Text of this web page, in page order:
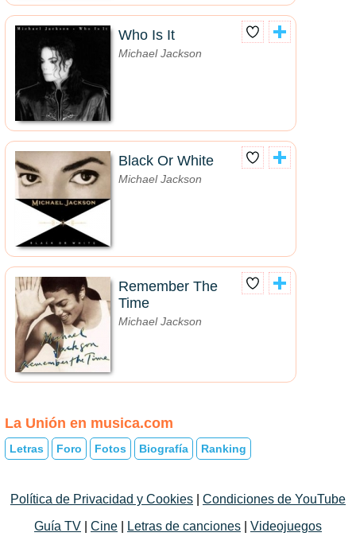
Who Is It
Michael Jackson
Black Or White
Michael Jackson
Remember The
Time
Michael Jackson
La Unión en musica.com
Letras Foro Fotos Biografía Ranking
Política de Privacidad y Cookies
Condiciones de YouTube
Guía TV
Cine Letras de canciones Videojuegos